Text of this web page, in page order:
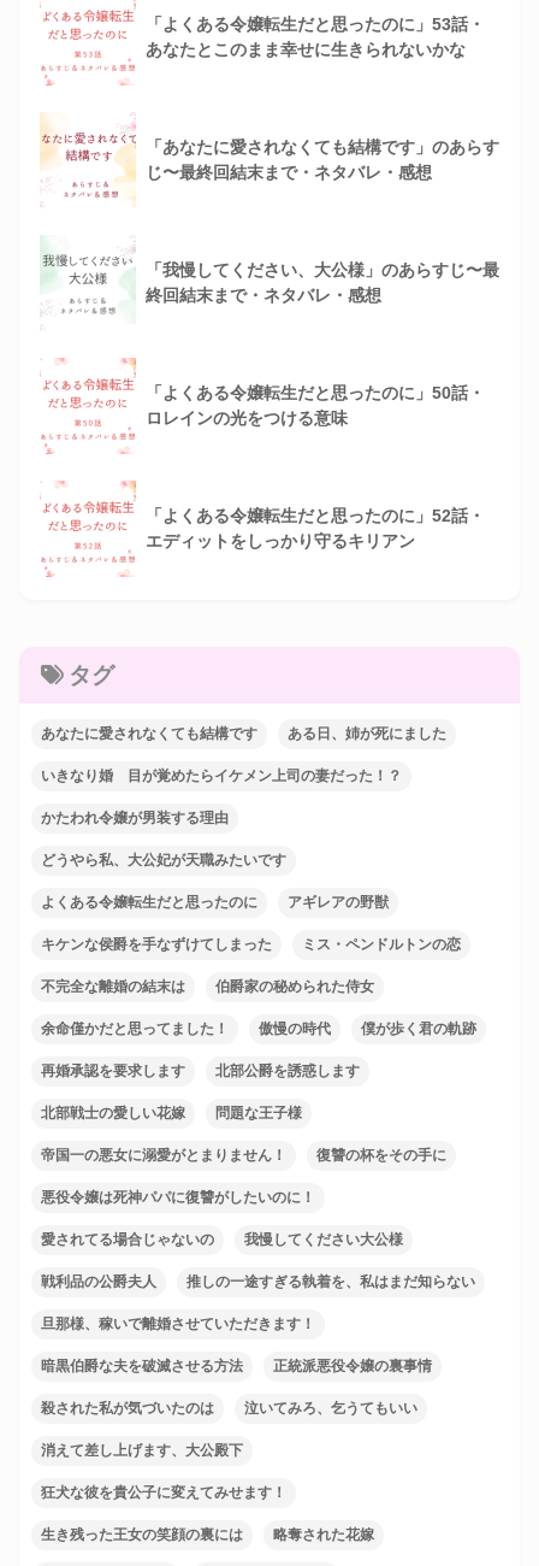
「よくある令嬢転生だと思ったのに」53話・
あなたとこのまま幸せに生きられないかな
「あなたに愛されなくても結構です」のあらす
じ〜最終回結末まで・ネタバレ・感想
「我慢してください、大公様」のあらすじ〜最
終回結末まで・ネタバレ・感想
「よくある令嬢転生だと思ったのに」50話・
ロレインの光をつける意味
「よくある令嬢転生だと思ったのに」52話・
エディットをしっかり守るキリアン
タグ
あなたに愛されなくても結構です ある日、姉が死にました
いきなり婚 目が覚めたらイケメン上司の妻だった！？
かたわれ令嬢が男装する理由
どうやら私、大公妃が天職みたいです
よくある令嬢転生だと思ったのに アギレアの野獣
キケンな侯爵を手なずけてしまった ミス・ペンドルトンの恋
不完全な離婚の結末は 伯爵家の秘められた侍女
余命僅かだと思ってました！ 傲慢の時代 僕が歩く君の軌跡
再婚承認を要求します 北部公爵を誘惑します
北部戦士の愛しい花嫁 問題な王子様
帝国一の悪女に溺愛がとまりません！ 復讐の杯をその手に
悪役令嬢は死神パパに復讐がしたいのに！
愛されてる場合じゃないの 我慢してください大公様
戦利品の公爵夫人 推しの一途すぎる執着を、私はまだ知らない
旦那様、稼いで離婚させていただきます！
暗黒伯爵な夫を破滅させる方法 正統派悪役令嬢の裏事情
殺された私が気づいたのは 泣いてみろ、乞うてもいい
消えて差し上げます、大公殿下
狂犬な彼を貴公子に変えてみせます！
生き残った王女の笑顔の裏には 略奪された花嫁